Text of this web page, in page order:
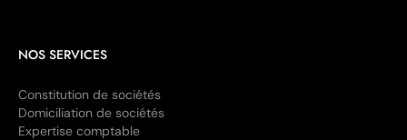
NOS SERVICES
Constitution de sociétés
Domiciliation de sociétés
Expertise comptable